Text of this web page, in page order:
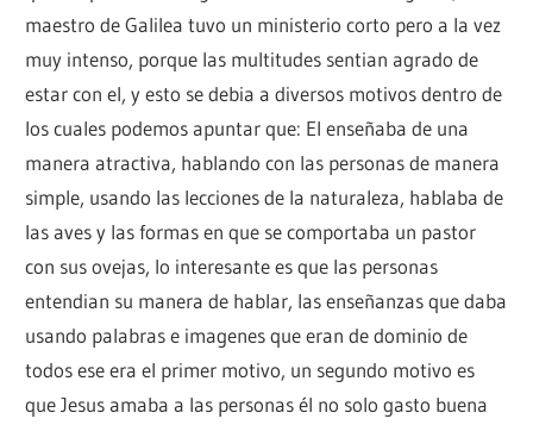
maestro de Galilea tuvo un ministerio corto pero a la vez
muy intenso, porque las multitudes sentian agrado de
estar con el, y esto se debia a diversos motivos dentro de
los cuales podemos apuntar que: El enseñaba de una
manera atractiva, hablando con las personas de manera
simple, usando las lecciones de la naturaleza, hablaba de
las aves y las formas en que se comportaba un pastor
con sus ovejas, lo interesante es que las personas
entendian su manera de hablar, las enseñanzas que daba
usando palabras e imagenes que eran de dominio de
todos ese era el primer motivo, un segundo motivo es
que Jesus amaba a las personas él no solo gasto buena